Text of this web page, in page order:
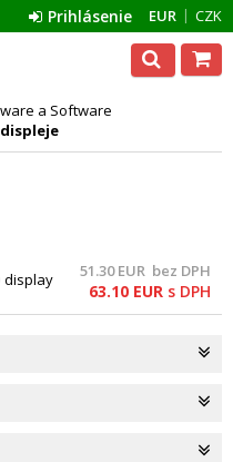
EUR CZK
Prihlásenie
a Software
displeje
display
51.30EUR bez DPH
63.10 EUR s DPH